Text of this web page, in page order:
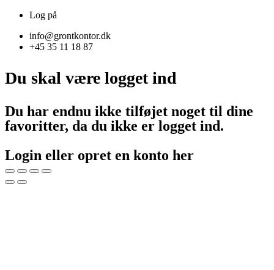
Log på
info@grontkontor.dk
+45 35 11 18 87
Du skal være logget ind
Du har endnu ikke tilføjet noget til dine
favoritter, da du ikke er logget ind.
Login eller opret en konto her